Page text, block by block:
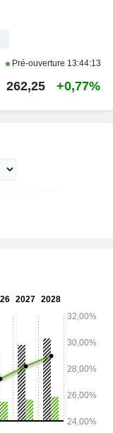
Pré-ouverture 13:44:13
262,25 +0,77%